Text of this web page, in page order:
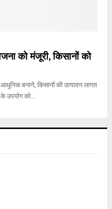
को मंजूरी, किसानों को
बनाने, किसानों की उत्पादन लागत
उपयोग को...